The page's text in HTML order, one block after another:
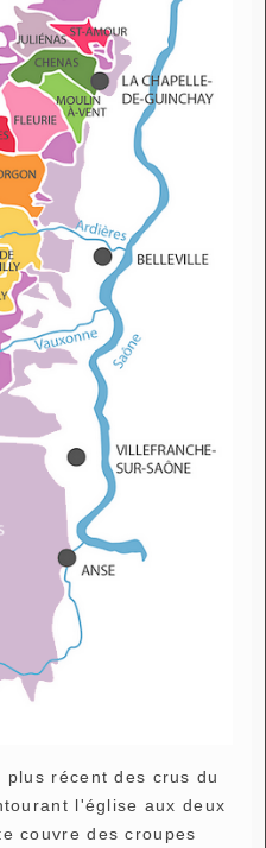
récent des crus du
l'église aux deux
couvre des croupes